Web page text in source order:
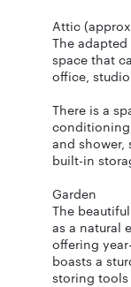
Attic
The
space that
office,
There is a
and shower,
built-in
Garden
The
as a natural
offering
boasts a
storing